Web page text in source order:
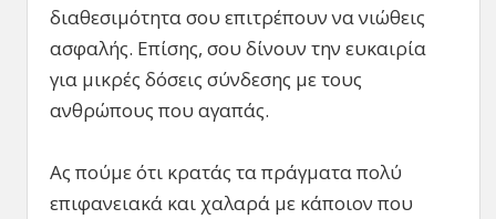
διαθεσιμότητα σου επιτρέπουν να νιώθεις
ασφαλής. Επίσης, σου δίνουν την ευκαιρία
για μικρές δόσεις σύνδεσης με τους
ανθρώπους που αγαπάς.
Ας πούμε ότι κρατάς τα πράγματα πολύ
επιφανειακά και χαλαρά με κάποιον που